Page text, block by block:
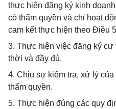
thực hiện đăng ký kinh
có thẩm quyền và chỉ hoạt
cam kết thực hiện theo Điều
3. Thực hiện việc đăng ký
thời và đầy đủ.
4. Chịu sự kiểm tra, xử lý
thẩm quyền.
5. Thực hiện đúng các quy